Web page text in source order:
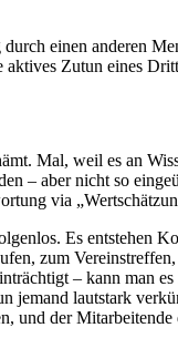
einen anderen
Zutun eines
Mal, weil es an
– aber nicht so
via
Es entstehen
zum
– kann man
jemand lautstark
und der